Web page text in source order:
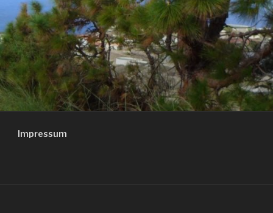
Impressum